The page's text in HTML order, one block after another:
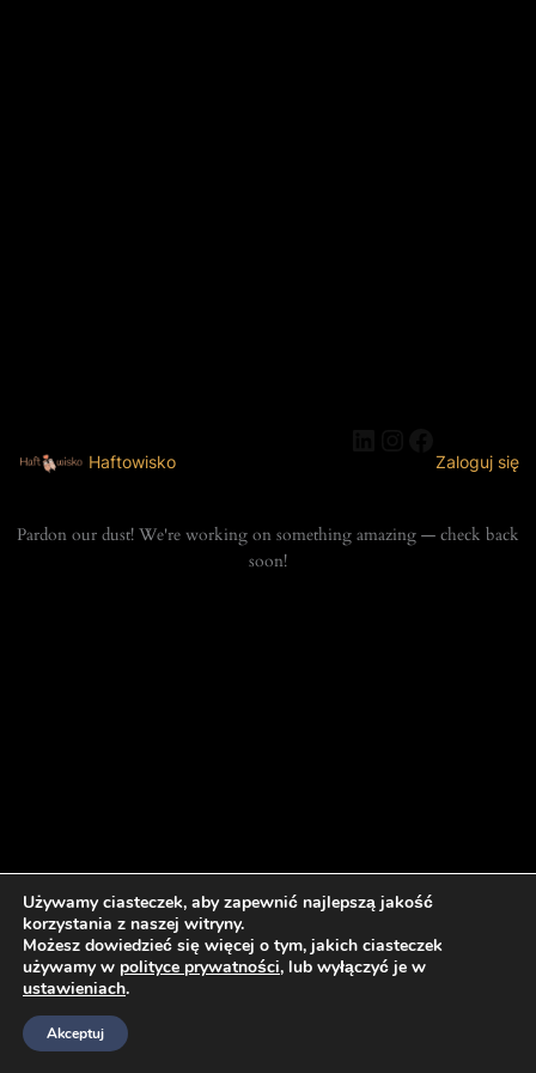
Haftowisko Zaloguj się
Pardon our dust! We're working on something amazing — check back
soon!
Używamy ciasteczek, aby zapewnić najlepszą jakość
korzystania z naszej witryny.
Możesz dowiedzieć się więcej o tym, jakich ciasteczek
używamy w polityce prywatności, lub wyłączyć je w
ustawieniach.
Akceptuj